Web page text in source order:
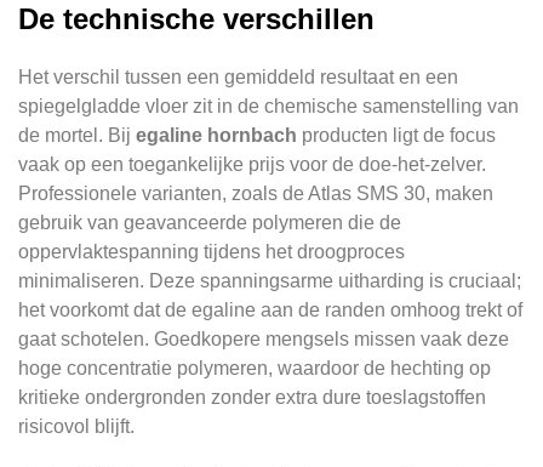
De technische verschillen
Het verschil tussen een gemiddeld resultaat en een
spiegelgladde vloer zit in de chemische samenstelling van
de mortel. Bij egaline hornbach producten ligt de focus
vaak op een toegankelijke prijs voor de doe-het-zelver.
Professionele varianten, zoals de Atlas SMS 30, maken
gebruik van geavanceerde polymeren die de
oppervlaktespanning tijdens het droogproces
minimaliseren. Deze spanningsarme uitharding is cruciaal;
het voorkomt dat de egaline aan de randen omhoog trekt of
gaat schotelen. Goedkopere mengsels missen vaak deze
hoge concentratie polymeren, waardoor de hechting op
kritieke ondergronden zonder extra dure toeslagstoffen
risicovol blijft.